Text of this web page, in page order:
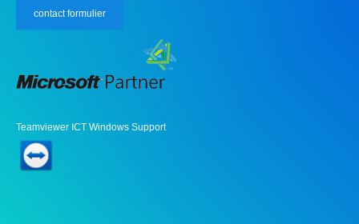
contact formulier
Teamviewer ICT Windows Support